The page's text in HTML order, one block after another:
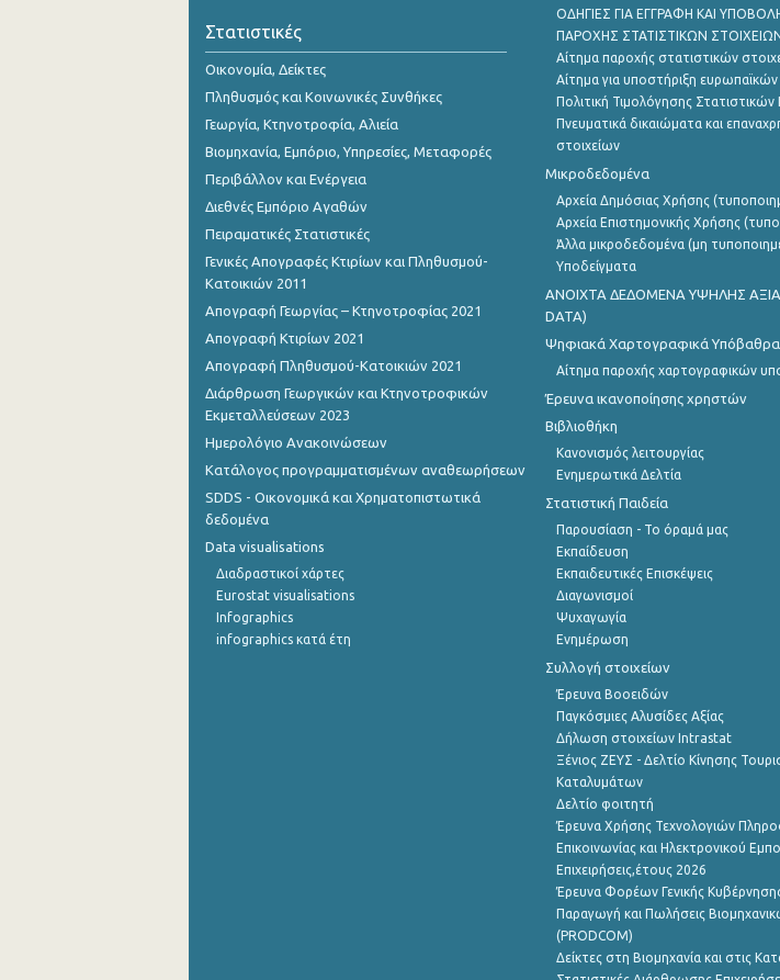
Σεπτεμβρίου 2023
Αυγούστου 2023
Ιουλίου 2023
Μαΐου 2023
Μαρτίου 2023
Ιανουαρίου 2023
Δεκεμβρίου 2022
Νοεμβρίου 2022
Σεπτεμβρίου 2022
Αυγούστου 2022
Ιουλίου 2022
Ιουνίου 2022
Στατιστικές
Οικονομία, Δείκτες
Πληθυσμός και Κοινωνικές Συνθήκες
Γεωργία, Κτηνοτροφία, Αλιεία
Βιομηχανία, Εμπόριο, Υπηρεσίες, Μεταφορές
Περιβάλλον και Ενέργεια
Διεθνές Εμπόριο Αγαθών
Πειραματικές Στατιστικές
Γενικές Απογραφές Κτιρίων και Πληθυσμού-
Κατοικιών 2011
Απογραφή Γεωργίας – Κτηνοτροφίας 2021
Απογραφή Κτιρίων 2021
Απογραφή Πληθυσμού-Κατοικιών 2021
Διάρθρωση Γεωργικών και Κτηνοτροφικών
Εκμεταλλεύσεων 2023
Ημερολόγιο Ανακοινώσεων
Κατάλογος προγραμματισμένων αναθεωρήσεων
SDDS - Οικονομικά και Χρηματοπιστωτικά
δεδομένα
Data visualisations
Διαδραστικοί χάρτες
Eurostat visualisations
Infographics
infographics κατά έτη
ΟΔΗΓΙΕΣ ΓΙΑ ΕΓΓΡΑΦΗ ΚΑΙ
ΠΑΡΟΧΗΣ ΣΤΑΤΙΣΤΙΚΩΝ
Αίτημα παροχής στατιστικών
Αίτημα για υποστήριξη
Πολιτική Τιμολόγησης
Πνευματικά δικαιώματα και
στοιχείων
Μικροδεδομένα
Αρχεία Δημόσιας Χρήσης
Αρχεία Επιστημονικής Χρήσης
Άλλα μικροδεδομένα (μη
Υποδείγματα
ANOIXTA ΔΕΔΟΜΕΝΑ ΥΨΗΛΗΣ
DATA)
Ψηφιακά Χαρτογραφικά Υπόβαθρα
Αίτημα παροχής χαρτογραφικών
Έρευνα ικανοποίησης χρηστών
Βιβλιοθήκη
Κανονισμός λειτουργίας
Ενημερωτικά Δελτία
Στατιστική Παιδεία
Παρουσίαση - Το όραμά μας
Εκπαίδευση
Εκπαιδευτικές Επισκέψεις
Διαγωνισμοί
Ψυχαγωγία
Ενημέρωση
Συλλογή στοιχείων
Έρευνα Βοοειδών
Παγκόσμιες Αλυσίδες Αξίας
Δήλωση στοιχείων Intrastat
Ξένιος ΖΕΥΣ - Δελτίο Κίνησης
Καταλυμάτων
Δελτίο φοιτητή
Έρευνα Χρήσης Τεχνολογιών
Επικοινωνίας και Ηλεκτρονικού
Επιχειρήσεις,έτους 2026
Έρευνα Φορέων Γενικής
Παραγωγή και Πωλήσεις
(PRODCOM)
Δείκτες στη Βιομηχανία και στις